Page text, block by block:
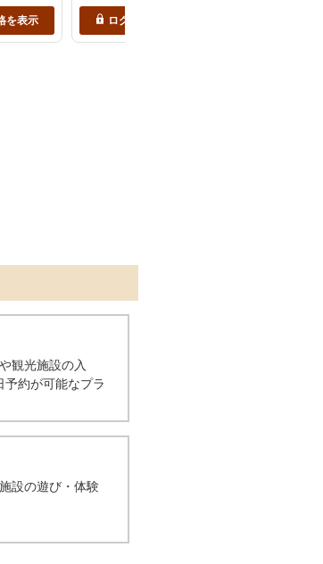
まで盛り
まで予
くキッ
を表示
喫♪＜当日9時まで予約OK＞
ログインして価格を表示
観光施設の入
予約が可能なプラ
設の遊び・体験